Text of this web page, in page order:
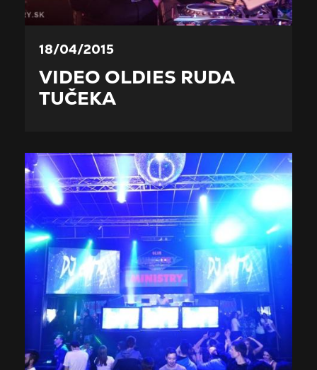
18/04/2015
VIDEO OLDIES RUDA
TUČEKA